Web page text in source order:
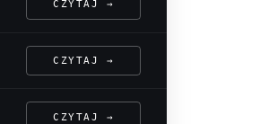
CZYTAJ →
CZYTAJ →
CZYTAJ →